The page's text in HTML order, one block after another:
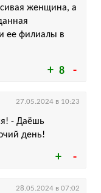
8
женщина, а
ее филиалы в
- Даёшь
день!
27.05.2024 в 10:23
28.05.2024 в 07:02